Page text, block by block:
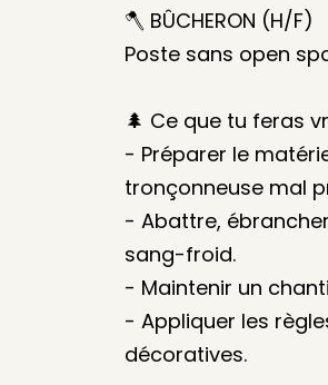
🪓 BÛCHERON (H/F)
Poste sans open
🌲 Ce que tu feras
- Préparer le
tronçonneuse mal
- Abattre,
sang-froid.
- Maintenir un
- Appliquer les
décoratives.